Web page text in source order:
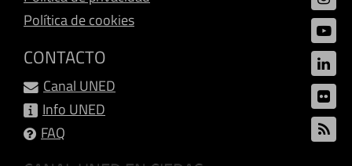
Política de cookies
CONTACTO
Canal UNED
Info UNED
FAQ